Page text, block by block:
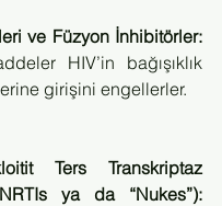
ve Füzyon İnhibitörler:
HIV’in bağışıklık
girişini engellerler.
Ters Transkriptaz
ya da “Nukes”):